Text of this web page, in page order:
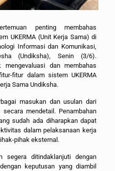
penting membahas
UKERMA (Unit Kerja Sama) di
Informasi dan Komunikasi,
(Undiksha), Senin (3/6).
dan membahas
fitur dalam sistem UKERMA
Sama Undiksha.
masukan dan usulan dari
mendetail. Penambahan
sudah ada diharapkan dapat
dalam pelaksanaan kerja
pihak eksternal.
segera ditindaklanjuti dengan
keputusan yang diambil